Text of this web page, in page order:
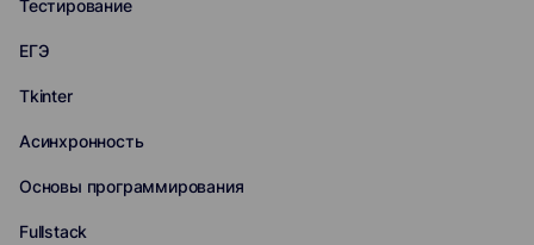
Тестирование
ЕГЭ
Tkinter
Асинхронность
Основы программирования
Fullstack